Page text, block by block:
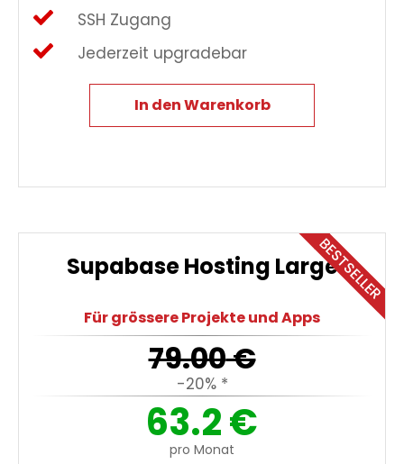
SSH Zugang
Jederzeit upgradebar
In den Warenkorb
BESTSELLER
Supabase Hosting Large
Für grössere Projekte und Apps
79.00€
-20% *
63.2€
pro Monat